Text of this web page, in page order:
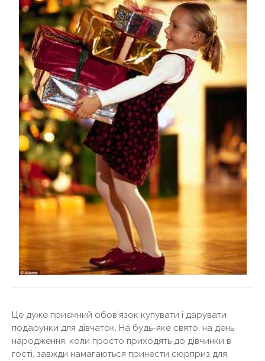
Це дуже приємний обов'язок купувати і дарувати
подарунки для дівчаток. На будь-яке свято, на день
народження, коли просто приходять до дівчинки в
гості, завжди намагаються принести сюрприз для